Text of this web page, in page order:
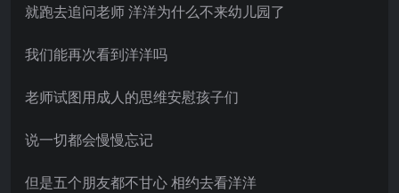
就跑去追问老师 洋洋为什么不来幼儿园了
我们能再次看到洋洋吗
老师试图用成人的思维安慰孩子们
说一切都会慢慢忘记
但是五个朋友都不甘心 相约去看洋洋